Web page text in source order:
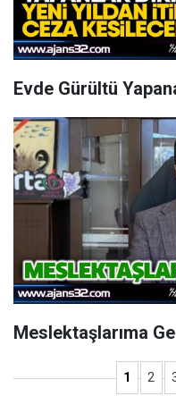
Evde Gürültü
Meslektaşlarıma
1 2